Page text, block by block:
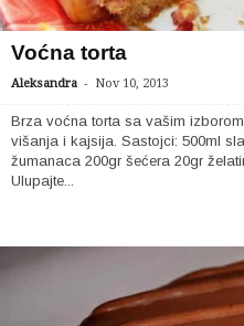
Voćna torta
Aleksandra - Nov 10, 2013
Brza voćna torta sa vašim
višanja i kajsija. Sastojci: 500ml
žumanaca 200gr šećera 20gr
Ulupajte...